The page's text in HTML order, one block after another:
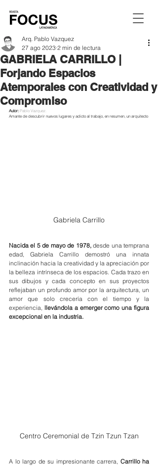
GABRIELA CARRILLO |
Forjando Espacios
Atemporales con Creatividad y
Compromiso
Arq. Pablo Vazquez
27 ago 2023 2 min de lectura
Autor: Pablo Vazquez.
Amante de descubrir nuevos lugares y adicto al trabajo, en resumen, un arquitecto
Gabriela Carrillo
Nacida el 5 de mayo de 1978, desde una temprana
edad, Gabriela Carrillo demostró una innata
inclinación hacia la creatividad y la apreciación por
la belleza intrínseca de los espacios. Cada trazo en
sus dibujos y cada concepto en sus proyectos
reflejaban un profundo amor por la arquitectura, un
amor que solo crecería con el tiempo y la
experiencia, llevándola a emerger como una figura
excepcional en la industria.
Centro Ceremonial de Tzin Tzun Tzan
A lo largo de su impresionante carrera, Carrillo ha